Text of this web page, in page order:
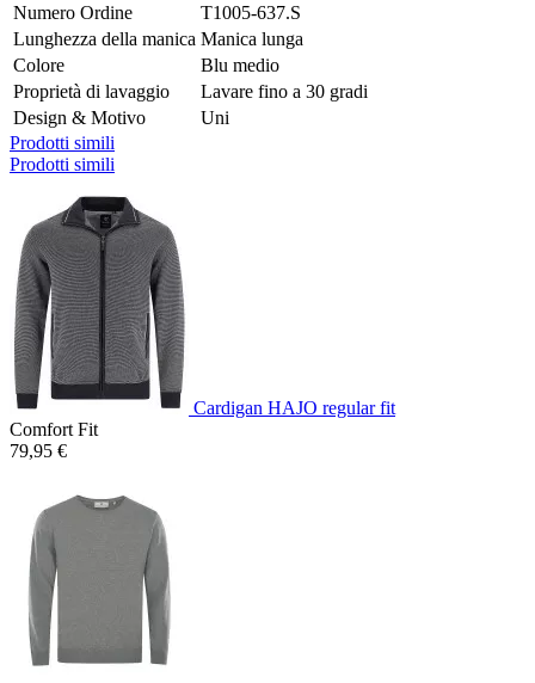
Numero Ordine
T1005-637.S
Lunghezza della manica Manica lunga
Colore
Blu medio
Proprietà di lavaggio
Lavare fino a 30 gradi
Design & Motivo
Uni
Prodotti simili
Prodotti simili
Cardigan HAJO regular fit
Comfort Fit
79,95 €